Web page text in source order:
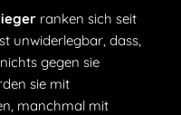
ranken sich seit
unwiderlegbar, dass,
gegen sie
sie mit
manchmal mit